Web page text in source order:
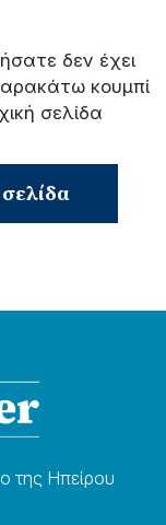
δεν έχει
κουμπί
σελίδα
της Ηπείρου